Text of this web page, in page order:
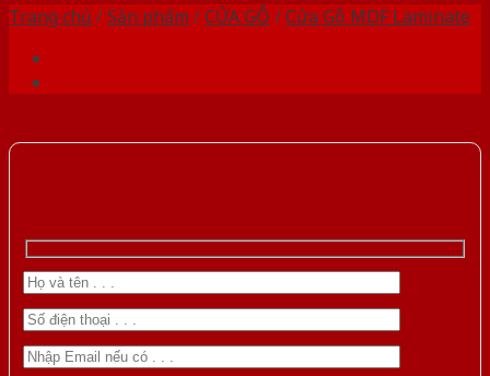
Trang chủ /Sản phẩm /CỬA GỖ /Cửa Gỗ MDF Laminate